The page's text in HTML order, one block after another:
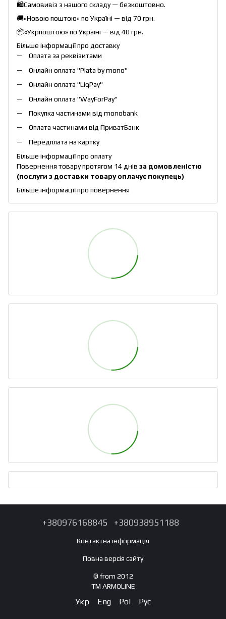
🛍️Самовивіз з нашого складу — безкоштовно.
🚚«Новою поштою» по Україні — від 70 грн.
📦«Укрпоштою» по Україні — від 40 грн.
Більше інформації про доставку
Оплата за реквізитами
Онлайн оплата "Plata by mono"
Онлайн оплата "LiqPay"
Онлайн оплата "WayForPay"
Покупка частинами від monobank
Оплата частинами від ПриватБанк
Передплата на картку
Більше інформації про оплату
Повернення товару протягом 14 днів за домовленістю
(послуги з доставки товару оплачує покупець)
Більше інформації про повернення
+380976168845 +380938951188
Контактна інформація
Повна версія сайту
© from 2012
TM ARMOLINE
Укр Eng Pol Рус